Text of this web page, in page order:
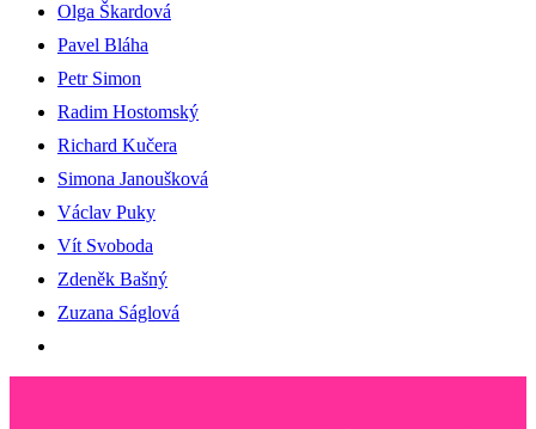
Olga Škardová
Pavel Bláha
Petr Simon
Radim Hostomský
Richard Kučera
Simona Janoušková
Václav Puky
Vít Svoboda
Zdeněk Bašný
Zuzana Ságlová